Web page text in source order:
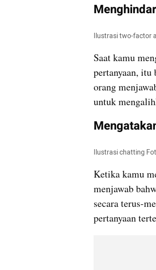
Ilustrasi two-factor
Saat kamu
pertanyaan, itu
orang
untuk
Ilustrasi chatting
Ketika kamu
menjawab
secara terus-
pertanyaan